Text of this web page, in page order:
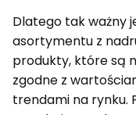
Dlatego tak ważny
asortymentu z
produkty, które są
zgodne z
trendami na rynku.